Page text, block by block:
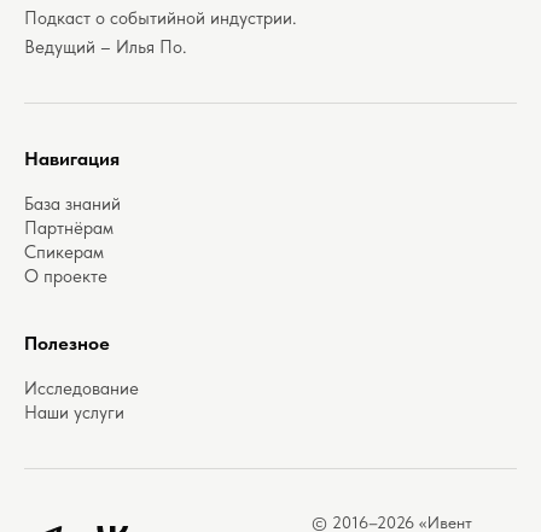
Подкаст о событийной индустрии.
Ведущий – Илья По.
Навигация
База знаний
Партнёрам
Спикерам
О проекте
Полезное
Исследование
Наши услуги
© 2016–2026 «Ивент